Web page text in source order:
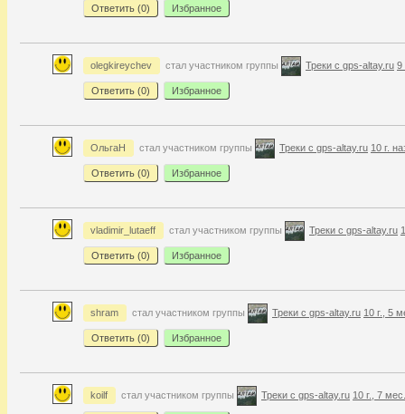
Ответить (0) Избранное
olegkireychev стал участником группы Треки с gps-altay.ru 9
Ответить (0) Избранное
ОльгаН стал участником группы Треки с gps-altay.ru 10 г.
Ответить (0) Избранное
vladimir_lutaeff стал участником группы Треки с gps-altay.ru
Ответить (0) Избранное
shram стал участником группы Треки с gps-altay.ru 10 г., 5
Ответить (0) Избранное
koilf стал участником группы Треки с gps-altay.ru 10 г., 7